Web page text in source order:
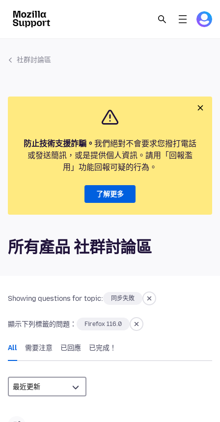
社群討論區
防止技術支援詐騙。 我們絕對不會要求您撥打電話
或發送簡訊，或是提供個人資訊。請用「回報濫
用」功能回報可疑的行為。
了解更多
所有產品 社群討論區
Showing questions for topic: 同步失敗
顯示下列標籤的問題： Firefox 116.0
All 需要注意 已回應 已完成！